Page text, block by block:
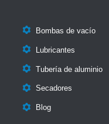
 Bombas de vacío
 Lubricantes
 Tubería de aluminio
 Secadores
 Blog